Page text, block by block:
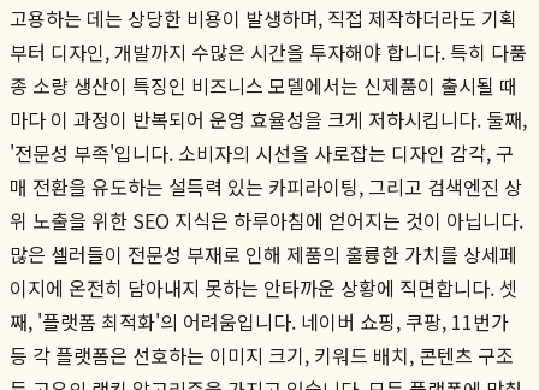
고용하는 데는 상당한 비용이 발생하며, 직접 제작하더라도 기획
부터 디자인, 개발까지 수많은 시간을 투자해야 합니다. 특히 다품
종 소량 생산이 특징인 비즈니스 모델에서는 신제품이 출시될 때
마다 이 과정이 반복되어 운영 효율성을 크게 저하시킵니다. 둘째,
'전문성 부족'입니다. 소비자의 시선을 사로잡는 디자인 감각, 구
매 전환을 유도하는 설득력 있는 카피라이팅, 그리고 검색엔진 상
위 노출을 위한 SEO 지식은 하루아침에 얻어지는 것이 아닙니다.
많은 셀러들이 전문성 부재로 인해 제품의 훌륭한 가치를 상세페
이지에 온전히 담아내지 못하는 안타까운 상황에 직면합니다. 셋
째, '플랫폼 최적화'의 어려움입니다. 네이버 쇼핑, 쿠팡, 11번가
등 각 플랫폼은 선호하는 이미지 크기, 키워드 배치, 콘텐츠 구조